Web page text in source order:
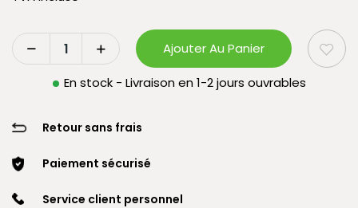
Ajouter Au Panier
En stock - Livraison en 1-2 jours ouvrables
Retour sans frais
Paiement sécurisé
Service client personnel